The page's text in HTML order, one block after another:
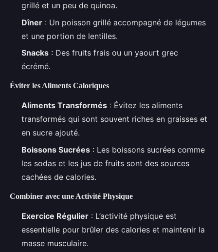
grillé et un peu de quinoa.
Dîner : Un poisson grillé accompagné de légumes
et une portion de lentilles.
Snacks : Des fruits frais ou un yaourt grec
écrémé.
Éviter les Aliments Caloriques
Aliments Transformés : Évitez les aliments
transformés qui sont souvent riches en graisses et
en sucre ajouté.
Boissons Sucrées : Les boissons sucrées comme
les sodas et les jus de fruits sont des sources
cachées de calories.
Combiner avec une Activité Physique
Exercice Régulier : L’activité physique est
essentielle pour brûler des calories et maintenir la
masse musculaire.